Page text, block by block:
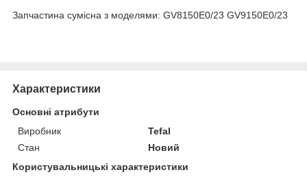
Запчастина сумісна з моделями: GV8150E0/23 GV9150E0/23
Характеристики
Основні атрибути
Виробник
Tefal
Стан
Новий
Користувальницькі характеристики